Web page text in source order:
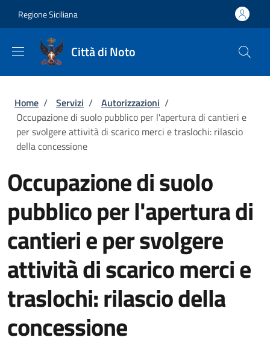
Regione Siciliana
Città di Noto
Briciole di pane
Home / Servizi / Autorizzazioni /
Occupazione di suolo pubblico per l'apertura di cantieri e
per svolgere attività di scarico merci e traslochi: rilascio
della concessione
Occupazione di suolo
pubblico per l'apertura di
cantieri e per svolgere
attività di scarico merci e
traslochi: rilascio della
concessione